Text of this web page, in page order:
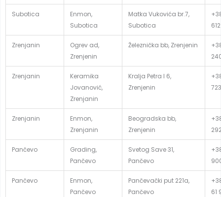
Subotica
Enmon,
Subotica
Matka Vukovića br.7,
Subotica
612
Zrenjanin
Ogrev ad,
Zrenjenin
Železnička bb, Zrenjenin
Zrenjanin
Keramika
Jovanović,
Zrenjanin
Kralja Petra I 6,
Zrenjenin
723
Zrenjanin
Enmon,
Zrenjanin
Beogradska bb,
Zrenjenin
Pančevo
Grading,
Pančevo
Svetog Save 31,
Pančevo
Pančevo
Enmon,
Pančevo
Pančevački put 221a,
Pančevo
61